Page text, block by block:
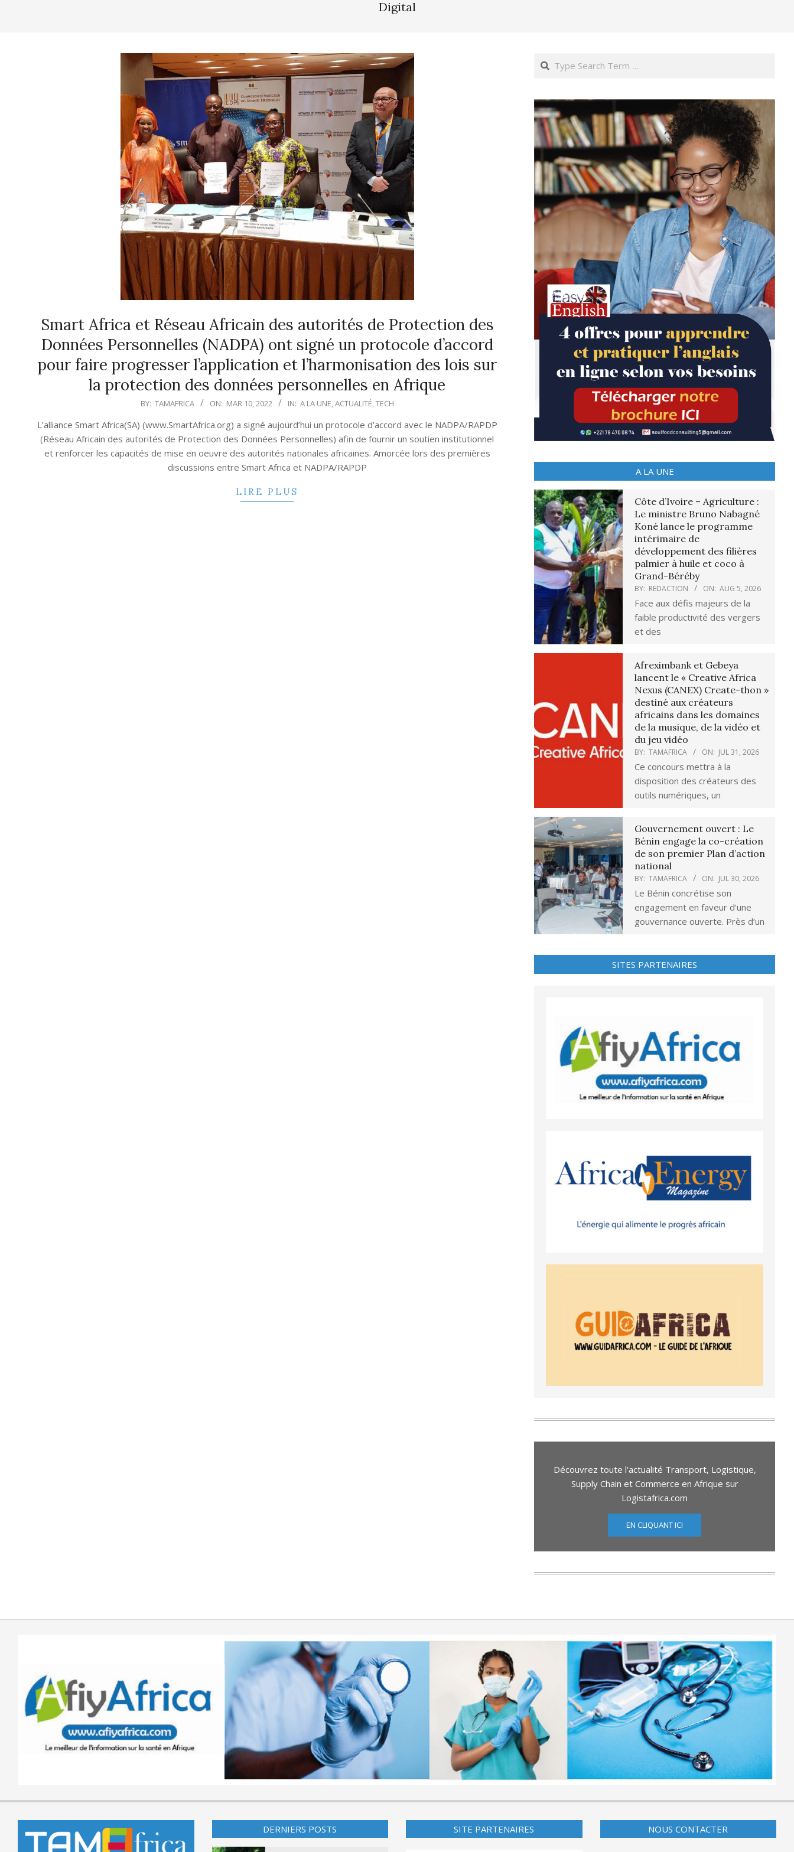
Digital
Smart Africa et Réseau Africain des autorités de Protection des
Données Personnelles (NADPA) ont signé un protocole d’accord
pour faire progresser l’application et l’harmonisation des lois sur
la protection des données personnelles en Afrique
10
BY: TAMAFRICA ON: MAR 10, 2022 IN: A LA UNE,ACTUALITÉ,TECH
L’alliance Smart Africa(SA) (www.SmartAfrica.org) a signé aujourd’hui un protocole d’accord avec le NADPA/RAPDP
(Réseau Africain des autorités de Protection des Données Personnelles) afin de fournir un soutien institutionnel
et renforcer les capacités de mise en oeuvre des autorités nationales africaines. Amorcée lors des premières
discussions entre Smart Africa et NADPA/RAPDP
LIRE PLUS
Search
A LA UNE
Côte d’Ivoire – Agriculture :
Le ministre Bruno Nabagné
Koné lance le programme
intérimaire de
développement des filières
palmier à huile et coco à
Grand-Béréby
BY: REDACTION ON: AUG 5, 2026
Face aux défis majeurs de la
faible productivité des vergers
et des
Afreximbank et Gebeya
lancent le « Creative Africa
Nexus (CANEX) Create-thon »
destiné aux créateurs
africains dans les domaines
de la musique, de la vidéo et
du jeu vidéo
BY: TAMAFRICA ON: JUL 31, 2026
Ce concours mettra à la
disposition des créateurs des
outils numériques, un
Gouvernement ouvert : Le
Bénin engage la co-création
de son premier Plan d’action
national
BY: TAMAFRICA ON: JUL 30, 2026
Le Bénin concrétise son
engagement en faveur d’une
gouvernance ouverte. Près d’un
SITES PARTENAIRES
Découvrez toute l'actualité Transport, Logistique,
Supply Chain et Commerce en Afrique sur
Logistafrica.com
EN CLIQUANT ICI
DERNIERS POSTS SITE PARTENAIRES NOUS CONTACTER